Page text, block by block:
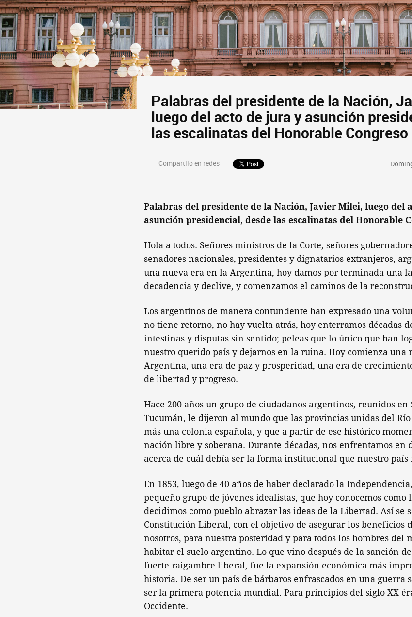
Palabras del presidente de la Nación,
luego del acto de jura y asunción
las escalinatas del Honorable
Compartilo en redes :
Palabras del presidente de la Nación, Javier Milei, luego del
asunción presidencial, desde las escalinatas del Honorable
Hola a todos. Señores ministros de la Corte, señores
senadores nacionales, presidentes y dignatarios extranjeros,
una nueva era en la Argentina, hoy damos por terminada una
decadencia y declive, y comenzamos el caminos de la
Los argentinos de manera contundente han expresado una
no tiene retorno, no hay vuelta atrás, hoy enterramos décadas
intestinas y disputas sin sentido; peleas que lo único que han
nuestro querido país y dejarnos en la ruina. Hoy comienza una
Argentina, una era de paz y prosperidad, una era de
de libertad y progreso.
Hace 200 años un grupo de ciudadanos argentinos, reunidos en
Tucumán, le dijeron al mundo que las provincias unidas del
más una colonia española, y que a partir de ese histórico
nación libre y soberana. Durante décadas, nos enfrentamos en
acerca de cuál debía ser la forma institucional que nuestro país
En 1853, luego de 40 años de haber declarado la
pequeño grupo de jóvenes idealistas, que hoy conocemos como
decidimos como pueblo abrazar las ideas de la Libertad. Así se
Constitución Liberal, con el objetivo de asegurar los beneficios
nosotros, para nuestra posteridad y para todos los hombres del
habitar el suelo argentino. Lo que vino después de la sanción
fuerte raigambre liberal, fue la expansión económica más
historia. De ser un país de bárbaros enfrascados en una guerra
ser la primera potencia mundial. Para principios del siglo XX
Occidente.